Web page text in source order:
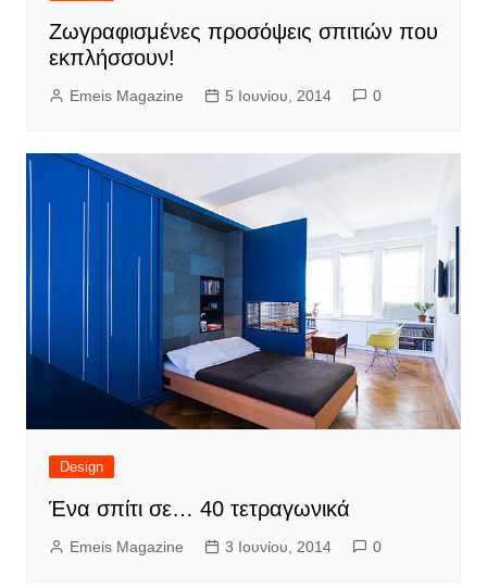
Ζωγραφισμένες προσόψεις σπιτιών που
εκπλήσσουν!
Emeis Magazine 5 Ιουνίου, 2014 0
Design
Ένα σπίτι σε… 40 τετραγωνικά
Emeis Magazine 3 Ιουνίου, 2014 0